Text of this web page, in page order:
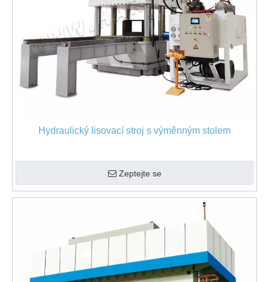
Hydraulický lisovací stroj s výměnným stolem
Zeptejte se